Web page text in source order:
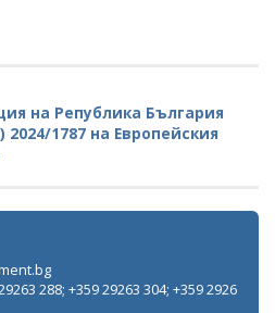
на Република България
1787 на Европейския
288; +359 29263 304; +359 2926